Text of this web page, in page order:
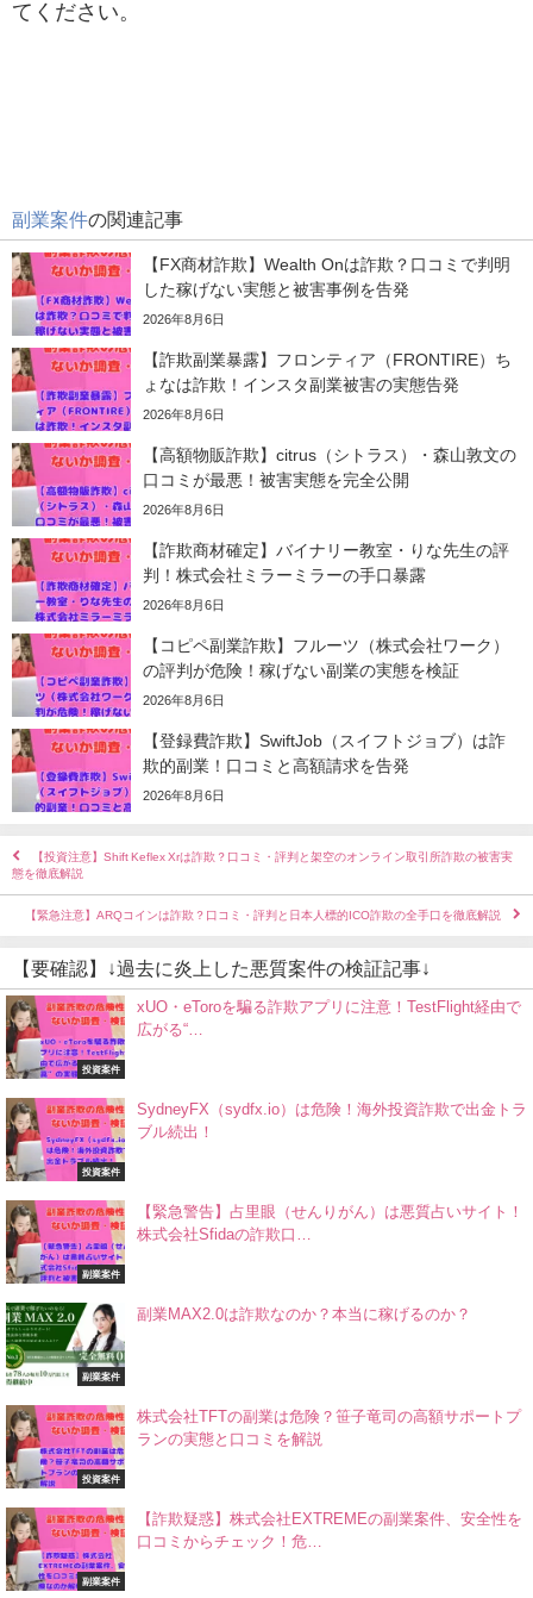
てください。
副業案件の関連記事
【FX商材詐欺】Wealth Onは詐欺？口コミで判明
した稼げない実態と被害事例を告発
2026年8月6日
【詐欺副業暴露】フロンティア（FRONTIRE）ち
ょなは詐欺！インスタ副業被害の実態告発
2026年8月6日
【高額物販詐欺】citrus（シトラス）・森山敦文の
口コミが最悪！被害実態を完全公開
2026年8月6日
【詐欺商材確定】バイナリー教室・りな先生の評
判！株式会社ミラーミラーの手口暴露
2026年8月6日
【コピペ副業詐欺】フルーツ（株式会社ワーク）
の評判が危険！稼げない副業の実態を検証
2026年8月6日
【登録費詐欺】SwiftJob（スイフトジョブ）は詐
欺的副業！口コミと高額請求を告発
2026年8月6日
【投資注意】Shift Keflex Xrは詐欺？口コミ・評判と架空のオンライン取引所詐欺の被害実
態を徹底解説
【緊急注意】ARQコインは詐欺？口コミ・評判と日本人標的ICO詐欺の全手口を徹底解説
【要確認】↓過去に炎上した悪質案件の検証記事↓
投資案件
xUO・eToroを騙る詐欺アプリに注意！TestFlight経由で
広がる“…
投資案件
SydneyFX（sydfx.io）は危険！海外投資詐欺で出金トラ
ブル続出！
副業案件
【緊急警告】占里眼（せんりがん）は悪質占いサイト！
株式会社Sfidaの詐欺口…
副業案件
副業MAX2.0は詐欺なのか？本当に稼げるのか？
投資案件
株式会社TFTの副業は危険？笹子竜司の高額サポートプ
ランの実態と口コミを解説
副業案件
【詐欺疑惑】株式会社EXTREMEの副業案件、安全性を
口コミからチェック！危…